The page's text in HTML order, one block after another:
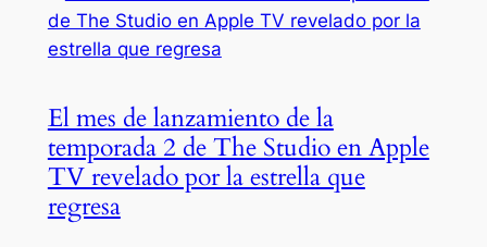
El mes de lanzamiento de la
temporada 2 de The Studio en Apple
TV revelado por la estrella que
regresa